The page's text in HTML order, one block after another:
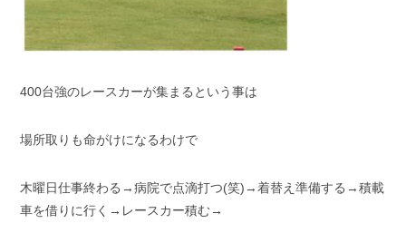
400台強のレースカーが集まるという事は
場所取りも命がけになるわけで
木曜日仕事終わる→病院で点滴打つ(笑)→着替え準備する→積載
車を借りに行く→レースカー積む→